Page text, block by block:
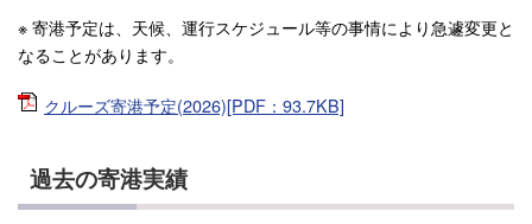
※ 寄港予定は、天候、運行スケジュール等の事情により急遽変更と
なることがあります。
クルーズ寄港予定(2026)[PDF：93.7KB]
過去の寄港実績